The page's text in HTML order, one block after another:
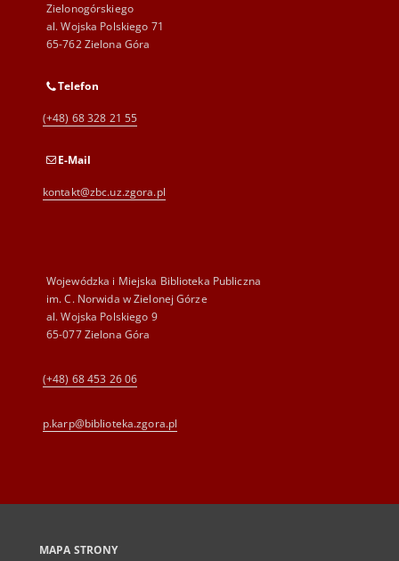
Zielonogórskiego
al. Wojska Polskiego 71
65-762 Zielona Góra
Telefon
(+48) 68 328 21 55
E-Mail
kontakt@zbc.uz.zgora.pl
Wojewódzka i Miejska Biblioteka Publiczna
im. C. Norwida w Zielonej Górze
al. Wojska Polskiego 9
65-077 Zielona Góra
(+48) 68 453 26 06
p.karp@biblioteka.zgora.pl
MAPA STRONY